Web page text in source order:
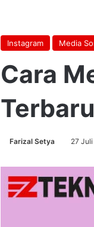
Instagram Media
Cara
Terbaru
Farizal Setya 27